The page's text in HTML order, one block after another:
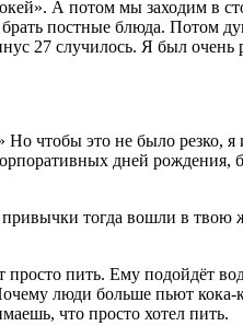
А потом мы заходим в
постные блюда. Потом
27 случилось. Я был очень
чтобы это не было резко, я
дней
тогда вошли в твою
пить. Ему подойдёт
люди больше пьют кока-
что просто хотел пить.